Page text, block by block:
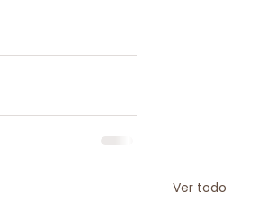
Ver todo